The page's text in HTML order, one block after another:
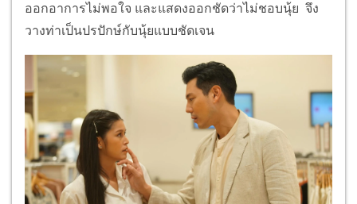
ออกอาการไม่พอใจ และแสดงออกชัดว่าไม่ชอบนุ้ย จึง
วางท่าเป็นปรปักษ์กับนุ้ยแบบชัดเจน